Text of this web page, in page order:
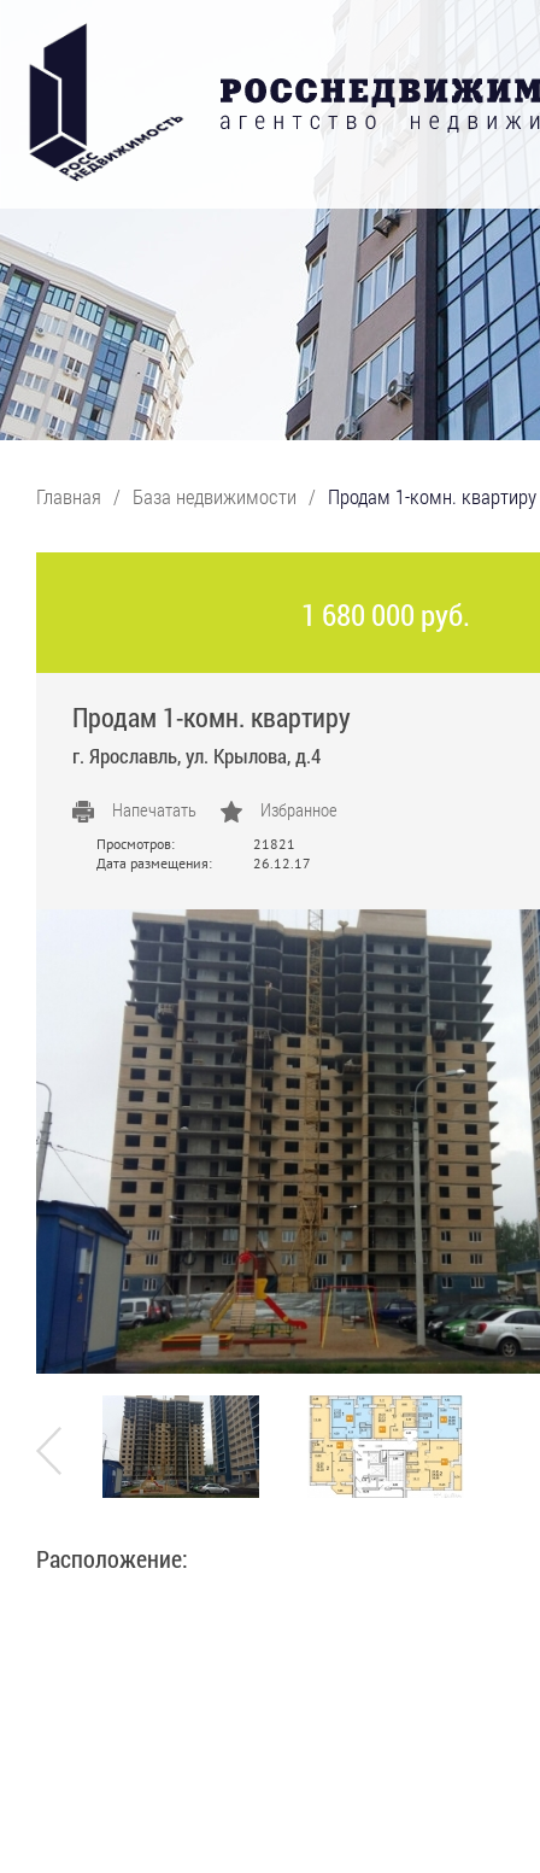
Главная / База недвижимости / Продам 1-комн. квартиру
1 680 000 руб.
Продам 1-комн. квартиру
г. Ярославль, ул. Крылова, д.4
Напечатать Избранное
Просмотров:
21821
Дата размещения:
26.12.17
Расположение: